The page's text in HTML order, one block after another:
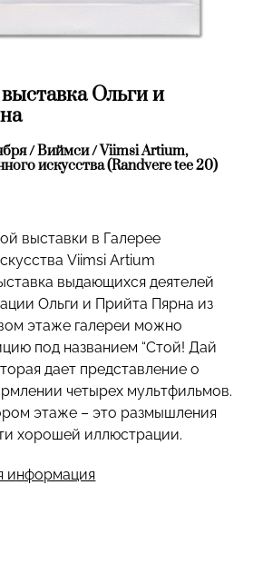
Ольги и
/ Виймси / Viimsi Artium,
искусства (Randvere tee 20)
выставки в Галерее
Viimsi Artium
выдающихся деятелей
Ольги и Прийта Пярна из
этаже галереи можно
под названием “Стой! Дай
дает представление о
четырех мультфильмов.
этаже – это размышления
хорошей иллюстрации.
информация